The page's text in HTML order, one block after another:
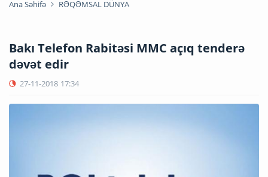
Ana Səhifə RƏQƏMSAL DÜNYA
Bakı Telefon Rabitəsi MMC açıq tenderə
dəvət edir
27-11-2018 17:34